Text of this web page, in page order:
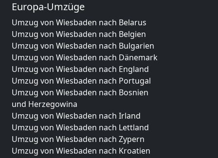
Europa-Umzüge
Umzug von Wiesbaden nach Belarus
Umzug von Wiesbaden nach Belgien
Umzug von Wiesbaden nach Bulgarien
Umzug von Wiesbaden nach Dänemark
Umzug von Wiesbaden nach England
Umzug von Wiesbaden nach Portugal
Umzug von Wiesbaden nach Bosnien
und Herzegowina
Umzug von Wiesbaden nach Irland
Umzug von Wiesbaden nach Lettland
Umzug von Wiesbaden nach Zypern
Umzug von Wiesbaden nach Kroatien